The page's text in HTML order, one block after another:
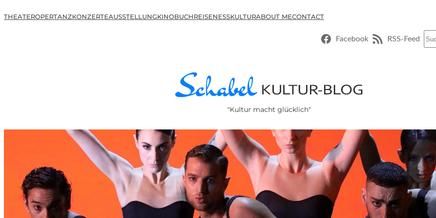
THEATEROPERTANZKONZERTEAUSSTELLUNGKINOBUCHREISENESSKULTURABOUT MECONTACT
Facebook RSS-Feed
"Kultur macht glücklich"